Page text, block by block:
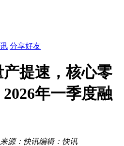
分享好友
提速，核心零
年一季度融
来源：快讯编辑：快讯